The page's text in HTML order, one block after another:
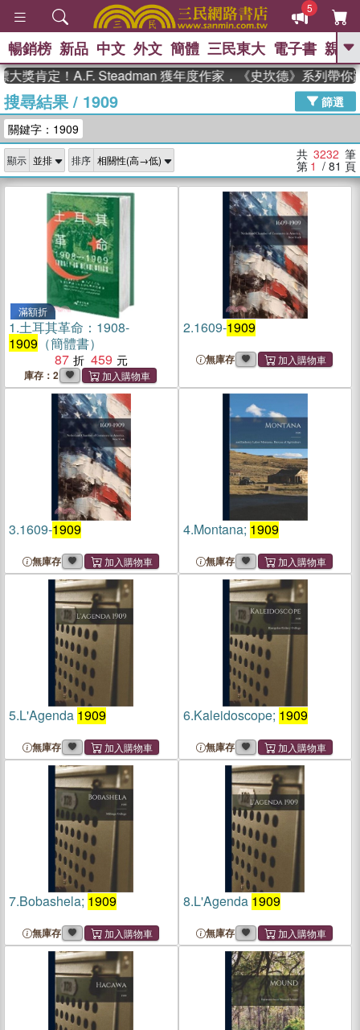
5
GO
高希均教授回憶錄
、 The Odyssey 、 父親節 、 如果歷
獎 臺灣漫遊錄 、 方念華 、 台灣的李
登輝時代
數學女孩：黎曼猜想 、
偉大的迷走神經
暢銷榜 新品 中文 外文 簡體 三民東大 電子書 親子
定！A.F. Steadman 獲年度作家，《史坎德》系列帶你踏上熱
搜尋結果/ 1909
篩選
關鍵字：1909
顯示 排序 共 3232 筆
第 1 / 81 頁
滿額折
1.土耳其革命：1908-
1909 （簡體書）
87
459
庫存：2
2.1609-1909
無庫存
3.1609-1909
無庫存
4.Montana; 1909
無庫存
5.L'Agenda 1909
無庫存
6.Kaleidoscope; 1909
無庫存
7.Bobashela; 1909
無庫存
8.L'Agenda 1909
無庫存